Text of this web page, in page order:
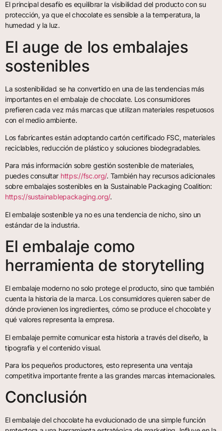
El principal desafío es equilibrar la visibilidad del producto con su
protección, ya que el chocolate es sensible a la temperatura, la
humedad y la luz.
El auge de los embalajes
sostenibles
La sostenibilidad se ha convertido en una de las tendencias más
importantes en el embalaje de chocolate. Los consumidores
prefieren cada vez más marcas que utilizan materiales respetuosos
con el medio ambiente.
Los fabricantes están adoptando cartón certificado FSC, materiales
reciclables, reducción de plástico y soluciones biodegradables.
Para más información sobre gestión sostenible de materiales,
puedes consultar https://fsc.org/. También hay recursos adicionales
sobre embalajes sostenibles en la Sustainable Packaging Coalition:
https://sustainablepackaging.org/.
El embalaje sostenible ya no es una tendencia de nicho, sino un
estándar de la industria.
El embalaje como
herramienta de storytelling
El embalaje moderno no solo protege el producto, sino que también
cuenta la historia de la marca. Los consumidores quieren saber de
dónde provienen los ingredientes, cómo se produce el chocolate y
qué valores representa la empresa.
El embalaje permite comunicar esta historia a través del diseño, la
tipografía y el contenido visual.
Para los pequeños productores, esto representa una ventaja
competitiva importante frente a las grandes marcas internacionales.
Conclusión
El embalaje del chocolate ha evolucionado de una simple función